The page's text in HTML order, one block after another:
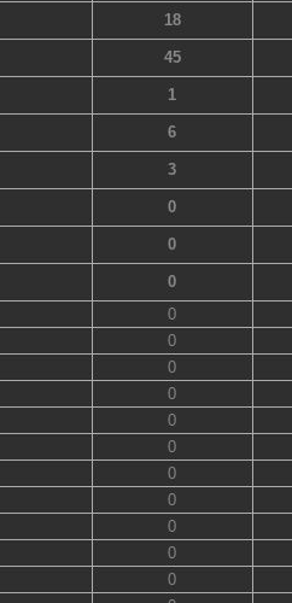
18
45
1
6
3
0
0
0
0
0
0
0
0
0
0
0
0
0
0